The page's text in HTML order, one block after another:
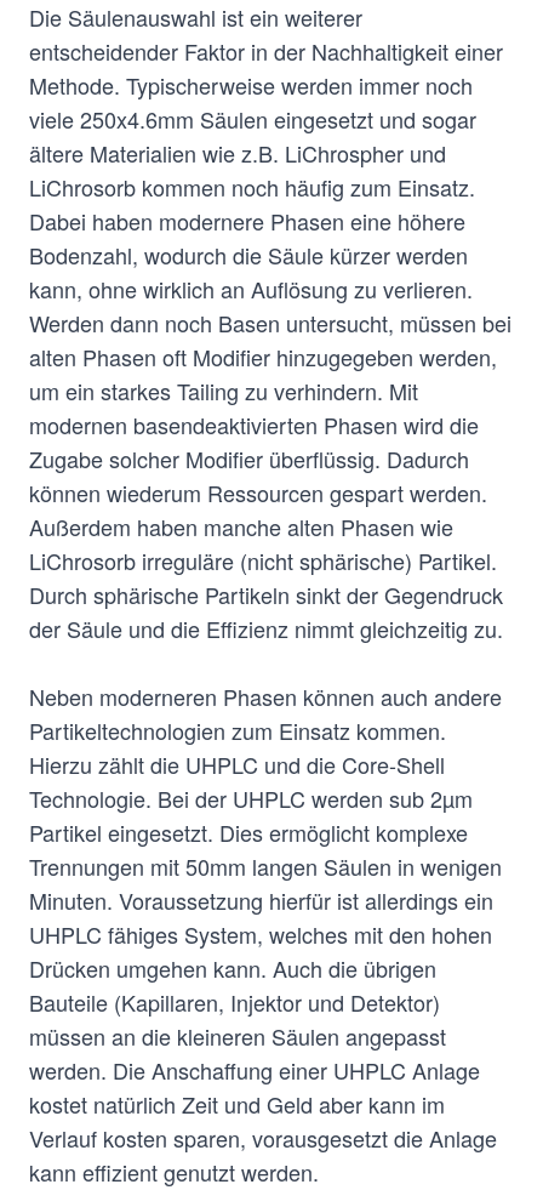
Die Säulenauswahl ist ein weiterer
entscheidender Faktor in der Nachhaltigkeit einer
Methode. Typischerweise werden immer noch
viele 250x4.6mm Säulen eingesetzt und sogar
ältere Materialien wie z.B. LiChrospher und
LiChrosorb kommen noch häufig zum Einsatz.
Dabei haben modernere Phasen eine höhere
Bodenzahl, wodurch die Säule kürzer werden
kann, ohne wirklich an Auflösung zu verlieren.
Werden dann noch Basen untersucht, müssen bei
alten Phasen oft Modifier hinzugegeben werden,
um ein starkes Tailing zu verhindern. Mit
modernen basendeaktivierten Phasen wird die
Zugabe solcher Modifier überflüssig. Dadurch
können wiederum Ressourcen gespart werden.
Außerdem haben manche alten Phasen wie
LiChrosorb irreguläre (nicht sphärische) Partikel.
Durch sphärische Partikeln sinkt der Gegendruck
der Säule und die Effizienz nimmt gleichzeitig zu.
Neben moderneren Phasen können auch andere
Partikeltechnologien zum Einsatz kommen.
Hierzu zählt die UHPLC und die Core-Shell
Technologie. Bei der UHPLC werden sub 2µm
Partikel eingesetzt. Dies ermöglicht komplexe
Trennungen mit 50mm langen Säulen in wenigen
Minuten. Voraussetzung hierfür ist allerdings ein
UHPLC fähiges System, welches mit den hohen
Drücken umgehen kann. Auch die übrigen
Bauteile (Kapillaren, Injektor und Detektor)
müssen an die kleineren Säulen angepasst
werden. Die Anschaffung einer UHPLC Anlage
kostet natürlich Zeit und Geld aber kann im
Verlauf kosten sparen, vorausgesetzt die Anlage
kann effizient genutzt werden.